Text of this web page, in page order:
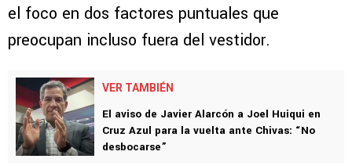
el foco en dos factores puntuales que
preocupan incluso fuera del vestidor.
VER TAMBIÉN
El aviso de Javier Alarcón a Joel Huiqui en
Cruz Azul para la vuelta ante Chivas: “No
desbocarse”